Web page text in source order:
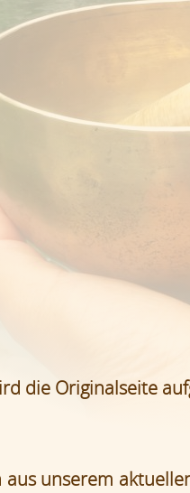
die Originalseite
unserem